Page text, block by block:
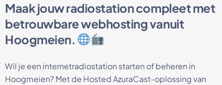
Maak jouw radiostation compleet met
betrouwbare webhosting vanuit
Hoogmeien.
Wil je een internetradiostation starten of beheren in
Hoogmeien? Met de Hosted AzuraCast-oplossing van